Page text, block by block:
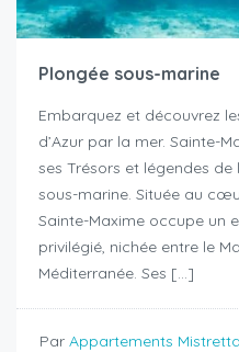
Plongée sous-marine
Embarquez et découvrez
d’Azur par la mer. Sainte-
ses Trésors et légendes
sous-marine. Située au
Sainte-Maxime occupe un
privilégié, nichée entre le
Méditerranée. Ses […]
Par Appartements Mistretta